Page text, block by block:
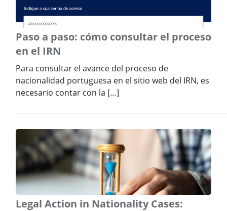
Paso a paso: cómo consultar el proceso
en el IRN
Para consultar el avance del proceso de
nacionalidad portuguesa en el sitio web del IRN, es
necesario contar con la […]
Legal Action in Nationality Cases: